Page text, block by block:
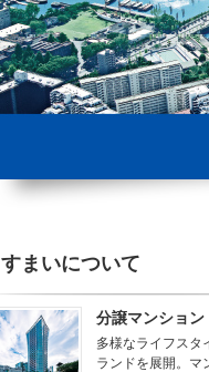
すまいについて
分譲マンション
多様なライフスタ
ランドを展開。マ